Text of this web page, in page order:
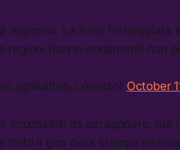
regionali. La linea tratteggiata
regioni hanno andamenti non
(@Ruffino_Lorenzo) October
impossibili da paragonare, ma
fatto il giro della stampa